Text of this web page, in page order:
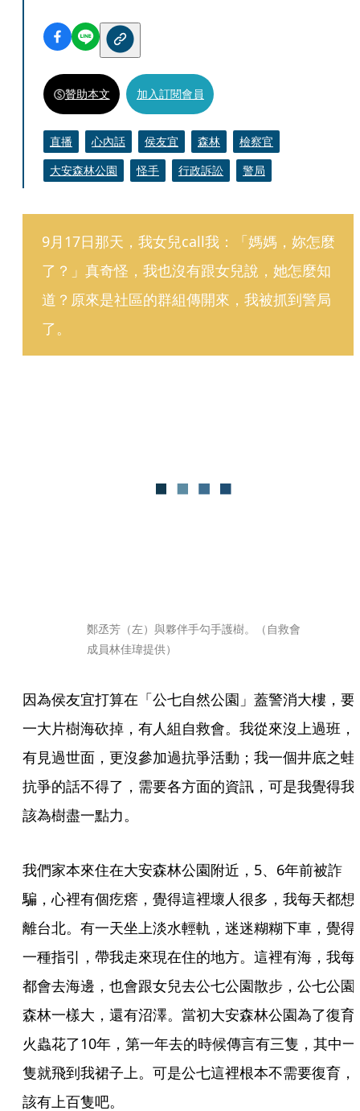
贊助本文 加入訂閱會員
直播 心內話 侯友宜 森林
檢察官
大安森林公園
怪手 行政訴訟 警局
9月17日那天，我女兒call我：「媽媽，妳怎麼
了？」真奇怪，我也沒有跟女兒說，她怎麼知
道？原來是社區的群組傳開來，我被抓到警局
了。
鄭丞芳（左）與夥伴手勾手護樹。（自救會
成員林佳瑋提供）
因為侯友宜打算在「公七自然公園」蓋警消大樓，要
一大片樹海砍掉，有人組自救會。我從來沒上過班，
有見過世面，更沒參加過抗爭活動；我一個井底之蛙
抗爭的話不得了，需要各方面的資訊，可是我覺得我
該為樹盡一點力。
我們家本來住在大安森林公園附近，5、6年前被詐
騙，心裡有個疙瘩，覺得這裡壞人很多，我每天都想
離台北。有一天坐上淡水輕軌，迷迷糊糊下車，覺得
一種指引，帶我走來現在住的地方。這裡有海，我每
都會去海邊，也會跟女兒去公七公園散步，公七公園
森林一樣大，還有沼澤。當初大安森林公園為了復育
火蟲花了10年，第一年去的時候傳言有三隻，其中一
隻就飛到我裙子上。可是公七這裡根本不需要復育，
該有上百隻吧。